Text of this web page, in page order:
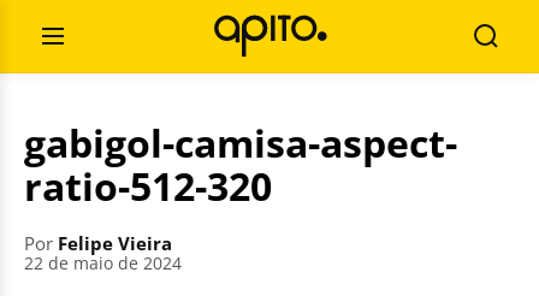
conteúdo
Abrir
Menu
por:
gabigol-camisa-aspect-
ratio-512-320
Por Felipe Vieira
22 de maio de 2024